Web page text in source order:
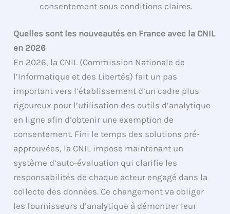
consentement sous conditions claires.
Quelles sont les nouveautés en France avec la CNIL
en 2026
En 2026, la CNIL (Commission Nationale de
l’Informatique et des Libertés) fait un pas
important vers l’établissement d’un cadre plus
rigoureux pour l’utilisation des outils d’analytique
en ligne afin d’obtenir une exemption de
consentement. Fini le temps des solutions pré-
approuvées, la CNIL impose maintenant un
système d’auto-évaluation qui clarifie les
responsabilités de chaque acteur engagé dans la
collecte des données. Ce changement va obliger
les fournisseurs d’analytique à démontrer leur